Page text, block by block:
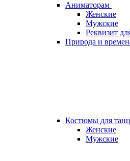
Аниматорам
Женские
Мужские
Реквизит
Природа и
Костюмы для
Женские
Мужские